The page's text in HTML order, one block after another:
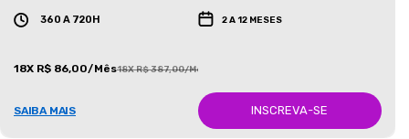
360 A 720H 2 A 12 MESES
18X R$ 86,00/Mês18X R$ 387,00/Mês
SAIBA MAIS INSCREVA-SE